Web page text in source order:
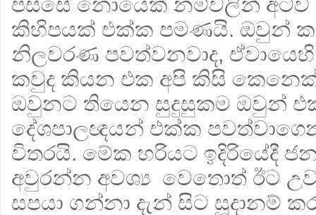
කිහිපයක් එක්ක පමණයි. ඔවුන්
නිලවරණ පවත්වනවාද,
කවුද කියන එක අපි කිසි කෙනෙක්
ඔවුනට තියෙන සුදුසුකම ඔවුන්
දේශපාලඥයන් එක්ක
විතරයි. මේක හරියට ඉදිරියේදී
අවුරන්න අවශ්‍ය වෙතොත් ඊට
සපයා ගන්නා දැන් සිට සූදානම්